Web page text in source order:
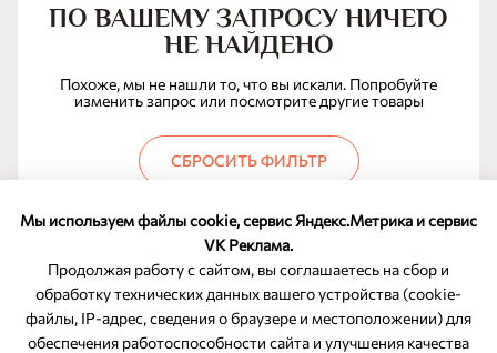
Мы используем файлы cookie, сервис Яндекс.Метрика и сервис
VK Реклама.
Продолжая работу с сайтом, вы соглашаетесь на сбор и
обработку технических данных вашего устройства (cookie-
файлы, IP-адрес, сведения о браузере и местоположении) для
обеспечения работоспособности сайта и улучшения качества
ПО ВАШЕМУ ЗАПРОСУ НИЧЕГО
НЕ НАЙДЕНО
Похоже, мы не нашли то, что вы искали. Попробуйте
изменить запрос или посмотрите другие товары
СБРОСИТЬ ФИЛЬТР
ОБРАТНАЯ СВЯЗЬ